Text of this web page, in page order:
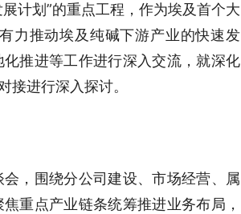
计划”的重点工程，作为埃及首个大
力推动埃及纯碱下游产业的快速发
推进等工作进行深入交流，就深化
接进行深入探讨。
，围绕分公司建设、市场经营、属
重点产业链条统筹推进业务布局，